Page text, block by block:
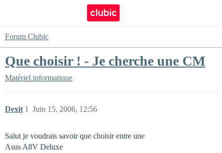
Forum Clubic
Que choisir ! - Je cherche une CM
Matériel informatique
Dexit Juin 15, 2006, 12:56
1
Salut je voudrais savoir que choisir entre une
Asus A8V Deluxe